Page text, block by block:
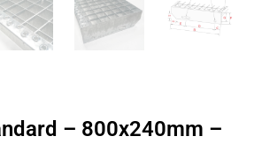
– 800x240mm –